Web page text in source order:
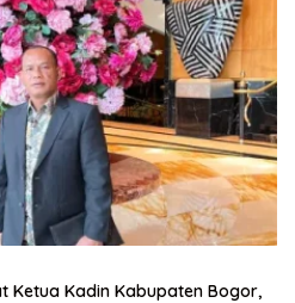
Ketua Kadin Kabupaten Bogor,